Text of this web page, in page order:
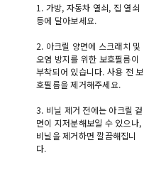
1. 가방, 자동차 열쇠, 집 열쇠
등에 달아보세요.
2. 아크릴 양면에 스크래치 및
오염 방지를 위한 보호필름이
부착되어 있습니다. 사용 전 보
호필름을 제거해주세요.
3. 비닐 제거 전에는 아크릴 겉
면이 지저분해보일 수 있으나,
비닐을 제거하면 깔끔해집니
다.